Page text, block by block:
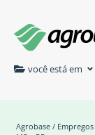
você está em
Agrobase / Empregos